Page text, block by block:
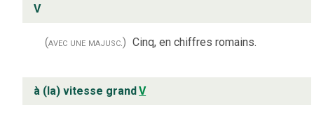
V
(avec une majusc.) Cinq, en chiffres romains.
à (la) vitesse grandV